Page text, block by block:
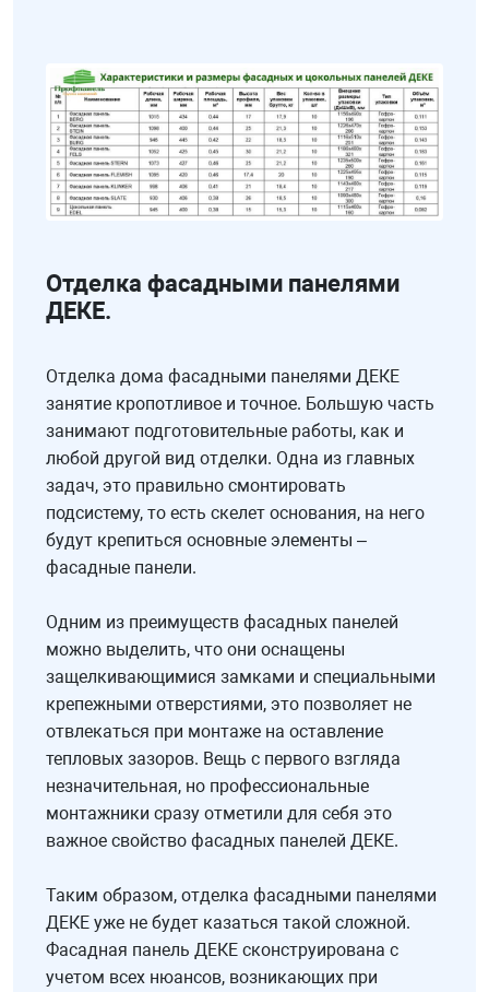
Отделка фасадными панелями
ДЕКЕ.
Отделка дома фасадными панелями ДЕКЕ
занятие кропотливое и точное. Большую часть
занимают подготовительные работы, как и
любой другой вид отделки. Одна из главных
задач, это правильно смонтировать
подсистему, то есть скелет основания, на него
будут крепиться основные элементы –
фасадные панели.
Одним из преимуществ фасадных панелей
можно выделить, что они оснащены
защелкивающимися замками и специальными
крепежными отверстиями, это позволяет не
отвлекаться при монтаже на оставление
тепловых зазоров. Вещь с первого взгляда
незначительная, но профессиональные
монтажники сразу отметили для себя это
важное свойство фасадных панелей ДЕКЕ.
Таким образом, отделка фасадными панелями
ДЕКЕ уже не будет казаться такой сложной.
Фасадная панель ДЕКЕ сконструирована с
учетом всех нюансов, возникающих при